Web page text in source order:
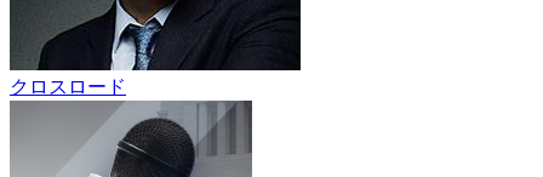
クロスロード